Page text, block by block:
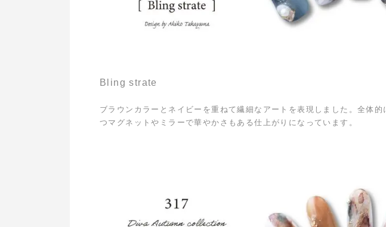
Bling strate
ブラウンカラーとネイビーを重ねて繊細なアートを表現しました。全体
つマグネットやミラーで華やかさもある仕上がりになっています。